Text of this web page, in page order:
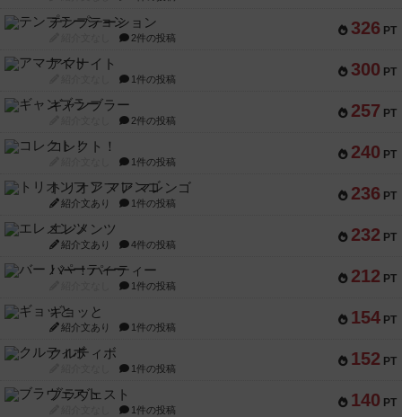
326 PT
テンプテーション
2件の投稿
300 PT
アマナイト
1件の投稿
257 PT
ギャンブラー
2件の投稿
240 PT
コレクト！
1件の投稿
236 PT
トリオンフ ア マレンゴ
紹介文あり 1件の投稿
232 PT
エレメンツ
紹介文あり 4件の投稿
212 PT
バー！パーティー
1件の投稿
154 PT
ギョッと
紹介文あり 1件の投稿
152 PT
クルティボ
1件の投稿
140 PT
ブラヴェスト
1件の投稿